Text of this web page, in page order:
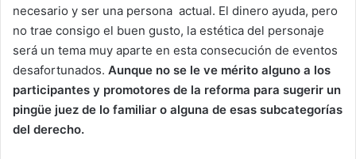
necesario y ser una persona actual. El dinero ayuda, pero
no trae consigo el buen gusto, la estética del personaje
será un tema muy aparte en esta consecución de eventos
desafortunados. Aunque no se le ve mérito alguno a los
participantes y promotores de la reforma para sugerir un
pingüe juez de lo familiar o alguna de esas subcategorías
del derecho.